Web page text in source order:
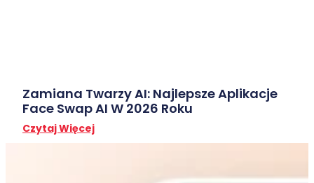
Zamiana Twarzy AI: Najlepsze Aplikacje
Face Swap AI W 2026 Roku
Czytaj Więcej